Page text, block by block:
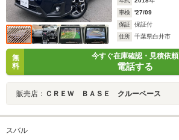
車検
'27/09
保証
保証付
住所
千葉県白井市
無
料
今すぐ在庫確認・見積依頼
電話する
販売店： ＣＲＥＷ ＢＡＳＥ クルーベース
スバル